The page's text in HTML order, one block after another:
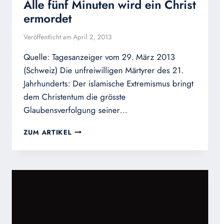
Alle fünf Minuten wird ein Christ
ermordet
Veröffentlicht am April 2, 2013
Quelle: Tagesanzeiger vom 29. März 2013
(Schweiz) Die unfreiwilligen Märtyrer des 21.
Jahrhunderts: Der islamische Extremismus bringt
dem Christentum die grösste
Glaubensverfolgung seiner…
ZUM ARTIKEL ALLE
MINUTEN
EIN